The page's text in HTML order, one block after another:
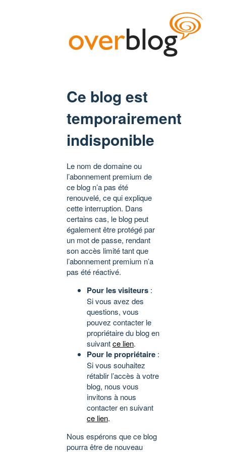
Ce blog est
temporairement
indisponible
Le nom de domaine ou
l’abonnement premium de
ce blog n’a pas été
renouvelé, ce qui explique
cette interruption. Dans
certains cas, le blog peut
également être protégé par
un mot de passe, rendant
son accès limité tant que
l’abonnement premium n’a
pas été réactivé.
Pour les visiteurs :
Si vous avez des
questions, vous
pouvez contacter le
propriétaire du blog en
suivantce lien.
Pour le propriétaire :
Si vous souhaitez
rétablir l’accès à votre
blog, nous vous
invitons à nous
contacter en suivant
ce lien.
Nous espérons que ce blog
pourra être de nouveau